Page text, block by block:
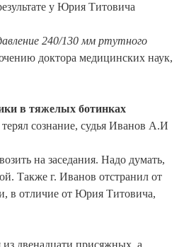
у Юрия Титовича
240/130 мм ртутного
доктора медицинских наук,
в тяжелых ботинках
сознание, судья Иванов А.И
на заседания. Надо думать,
Также г. Иванов отстранил от
в отличие от Юрия Титовича,
двенадцати присяжных, а